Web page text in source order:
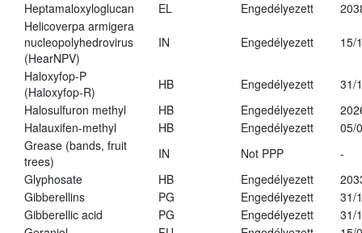
Heptamaloxyloglucan
EL Engedélyezett
Helicoverpa armigera
nucleopolyhedrovirus
(HearNPV)
IN Engedélyezett 15/
Haloxyfop-P
(Haloxyfop-R)
HB Engedélyezett
31/
Halosulfuron methyl
HB Engedélyezett
Halauxifen-methyl
HB Engedélyezett
05/
Grease (bands, fruit
trees)
IN Not PPP
-
Glyphosate
HB Engedélyezett
Gibberellins
PG Engedélyezett
31/
Gibberellic acid
PG Engedélyezett
31/